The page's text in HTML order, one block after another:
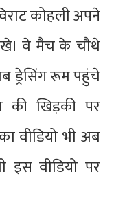
कोहली अपने
वे मैच के चौथे
ड्रेसिंग रूम पहुंचे
की खिड़की पर
वीडियो भी अब
वीडियो पर